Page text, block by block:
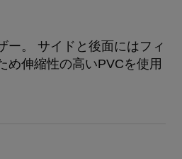
ー。 サイドと後面にはフィ
め伸縮性の高いPVCを使用